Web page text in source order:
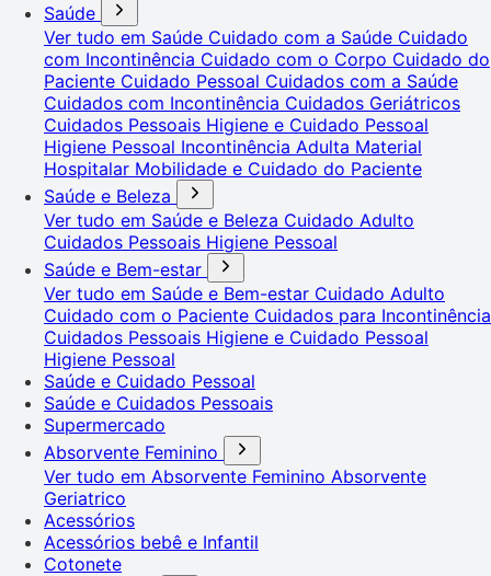
Saúde
Ver tudo em Saúde Cuidado com a Saúde Cuidado
com Incontinência Cuidado com o Corpo Cuidado do
Paciente Cuidado Pessoal Cuidados com a Saúde
Cuidados com Incontinência Cuidados Geriátricos
Cuidados Pessoais Higiene e Cuidado Pessoal
Higiene Pessoal Incontinência Adulta Material
Hospitalar Mobilidade e Cuidado do Paciente
Saúde e Beleza
Ver tudo em Saúde e Beleza Cuidado Adulto
Cuidados Pessoais Higiene Pessoal
Saúde e Bem-estar
Ver tudo em Saúde e Bem-estar Cuidado Adulto
Cuidado com o Paciente Cuidados para Incontinência
Cuidados Pessoais Higiene e Cuidado Pessoal
Higiene Pessoal
Saúde e Cuidado Pessoal
Saúde e Cuidados Pessoais
Supermercado
Absorvente Feminino
Ver tudo em Absorvente Feminino Absorvente
Geriatrico
Acessórios
Acessórios bebê e Infantil
Cotonete